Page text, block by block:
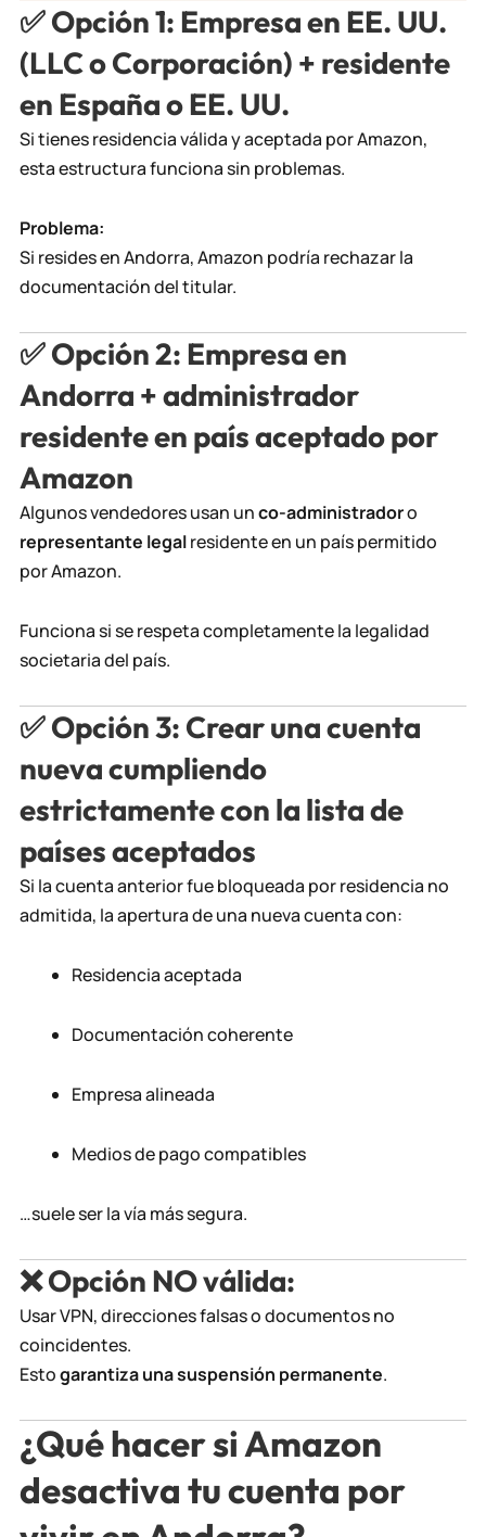
✅Opción 1: Empresa en EE. UU.
(LLC o Corporación) + residente
en España o EE. UU.
Si tienes residencia válida y aceptada por Amazon,
esta estructura funciona sin problemas.
Problema:
Si resides en Andorra, Amazon podría rechazar la
documentación del titular.
✅Opción 2: Empresa en
Andorra + administrador
residente en país aceptado por
Amazon
Algunos vendedores usan unco-administradoro
representante legalresidente en un país permitido
por Amazon.
Funciona si se respeta completamente la legalidad
societaria del país.
✅Opción 3: Crear una cuenta
nueva cumpliendo
estrictamente con la lista de
países aceptados
Si la cuenta anterior fue bloqueada por residencia no
admitida, la apertura de una nueva cuenta con:
Residencia aceptada
Documentación coherente
Empresa alineada
Medios de pago compatibles
…suele ser la vía más segura.
❌Opción NO válida:
Usar VPN, direcciones falsas o documentos no
coincidentes.
Estogarantiza una suspensión permanente.
¿Qué hacer si Amazon
desactiva tu cuenta por